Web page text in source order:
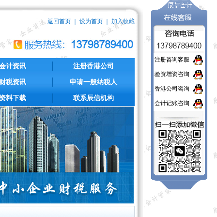
返回首页｜ 设为首页｜ 加入收藏
计资讯
税资讯
料下载
注册香港公司
申请一般纳税人
联系辰信机构
注册咨询客服
验资增资咨询
香港公司咨询
会计记账咨询